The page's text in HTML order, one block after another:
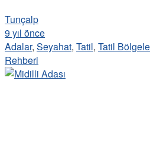
Tunçalp
9 yıl önce
Adalar, Seyahat, Tatil, Tatil
Rehberi